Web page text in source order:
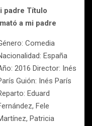
padre Título
a mi padre
Comedia
España
2016 Director: Inés
Guión: Inés París
Eduard
Fele
Patricia